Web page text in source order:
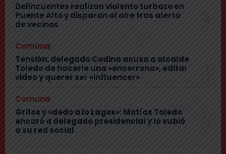
Delincuentes realizan violento turbazo en
Puente Alto y disparan al aire tras alerta
de vecinos
Comuna
Tensión: delegado Codina acusa a alcalde
Toledo de hacerle una «encerrona», editar
video y querer ser «influencer»
Comuna
Gritos y «dedo a lo Lagos»: Matías Toledo
encaró a delegado presidencial y lo subió
a su red social